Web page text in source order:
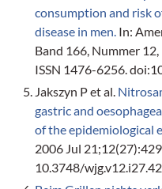
consumption and risk
disease in men. In:
Band 166, Nummer
ISSN 1476-6256.
Jakszyn P et al.
gastric and
of the epidemiological
2006 Jul
10.3748/